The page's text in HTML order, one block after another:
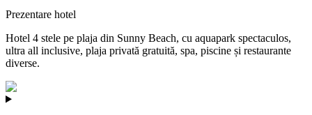
Prezentare hotel
Hotel 4 stele pe plaja din Sunny Beach, cu aquapark spectaculos,
ultra all inclusive, plaja privată gratuită, spa, piscine și restaurante
diverse.